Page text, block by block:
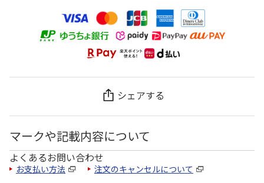
シェアする
マークや記載内容について
よくあるお問い合わせ
お支払い方法 注文のキャンセルについて